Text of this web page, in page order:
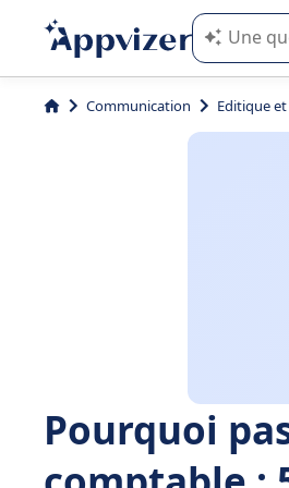
L'IA de
Communication Editique
Pourquoi